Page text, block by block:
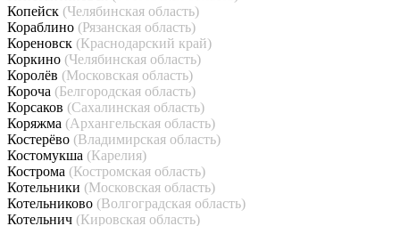
Копейск (Челябинская область)
Кораблино (Рязанская область)
Кореновск (Краснодарский край)
Коркино (Челябинская область)
Королёв (Московская область)
Короча (Белгородская область)
Корсаков (Сахалинская область)
Коряжма (Архангельская область)
Костерёво (Владимирская область)
Костомукша (Карелия)
Кострома (Костромская область)
Котельники (Московская область)
Котельниково (Волгоградская область)
Котельнич (Кировская область)